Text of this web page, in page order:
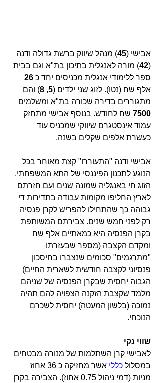
אבישי (45) מנהל שיווק ברשת גדולה ודנה
(
42) מורה לאנגלית בתיכון בת"א וגם בבית
ספר ללימודי אנגלית מכניסים יחד כ 26
אלף שח (נטו). לזוג שני ילדים (5
,
8) והם
מתגוררים בדירה שכורה בת"א ומשלמים
7500 שח לחודש. בנוסף אבישי מתחזק
עמוד אינסטגרם שיווקי שמכניס עוד
כעשרת אלפים שקלים בשנה.
אבישי ודנה "התעוררו" קצת מאוחר בכל
הנוגע לתכנון הפיננסי של התא המשפחתי.
הזוג חי באנגליה שמונה שנים ועם חזרתם
לארץ החליפו מקומות עבודה בתדירות די
גבוהה כך שהתחילו להפריש לקרן פנסיה
רק לפני חמש שנים. צבירתם המשותפת
בקרן הפנסיה היא כמאתיים אלף שח
ומקדם הקצבה (מספר שבעזרתו
"מתרגמים" סכומים שנצברו בחיסכון
פנסיוני לקצבה חודשית לשארית החיים)
הגבוה יחסית שבקרן הפנסיה של שניהם
מלמד שקצבת הזקנה הצפויה להם תהיה
נמוכה (בלשון המעטה) יחסית לשכרם
הנוכחי.
שווי נקי
לאבישי קרן השתלמות של מנורה מבטחים
במסלול כללי
אשר מחזיקה כ 36 אחוז
מניות (דמי ניהול 0.75
אחוז). הצבירה בקרן